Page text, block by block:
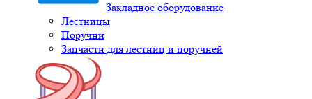
Закладное оборудование
Лестницы
Поручни
Запчасти для лестниц и поручней